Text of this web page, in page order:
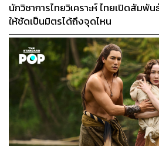
นักวิชาการไทยวิเคราะห์ ไทยเปิดสัมพั
ให้ชัดเป็นมิตรได้ถึงจุดไหน